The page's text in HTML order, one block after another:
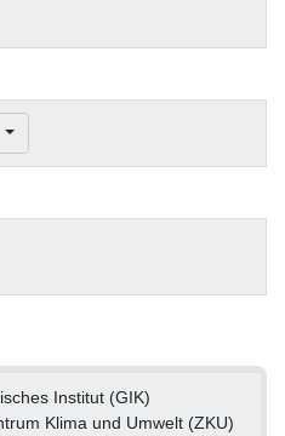
Institut (GIK)
Klima und Umwelt (ZKU)